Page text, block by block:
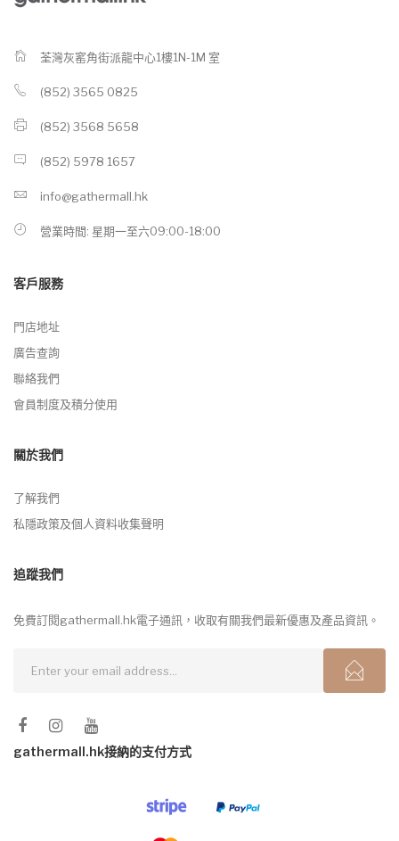
荃灣灰窰角街派龍中心1樓1N-1M 室
(852) 3565 0825
(852) 3568 5658
(852) 5978 1657
info@gathermall.hk
營業時間: 星期一至六09:00-18:00
客戶服務
門店地址
廣告查詢
聯絡我們
會員制度及積分使用
關於我們
了解我們
私隱政策及個人資料收集聲明
追蹤我們
免費訂閱gathermall.hk電子通訊，收取有關我們最新優惠及產品資訊。
gathermall.hk接納的支付方式